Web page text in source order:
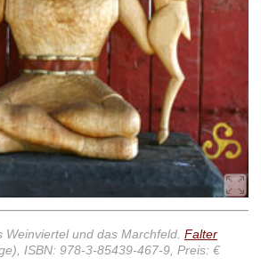
und das Marchfeld. Falter
ISBN: 978-3-85439-467-9, Preis: €